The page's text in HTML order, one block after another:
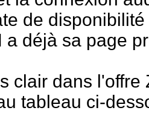
de
a déjà sa page
clair dans
tableau ci-